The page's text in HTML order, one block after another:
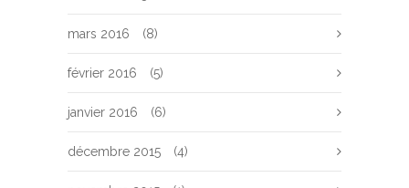
mars 2016 (8)
février 2016 (5)
janvier 2016 (6)
décembre 2015 (4)